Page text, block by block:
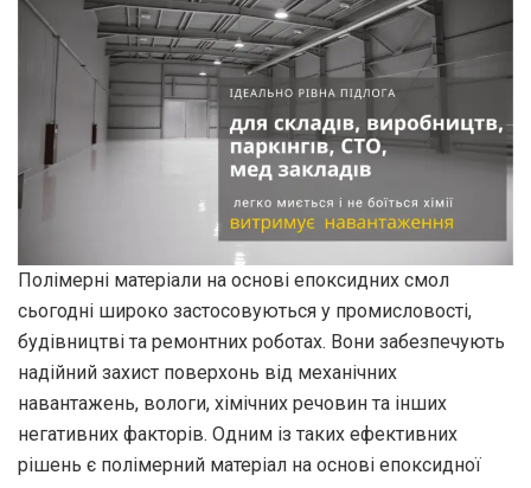
Полімерні матеріали на основі епоксидних смол
сьогодні широко застосовуються у промисловості,
будівництві та ремонтних роботах. Вони забезпечують
надійний захист поверхонь від механічних
навантажень, вологи, хімічних речовин та інших
негативних факторів. Одним із таких ефективних
рішень є полімерний матеріал на основі епоксидної